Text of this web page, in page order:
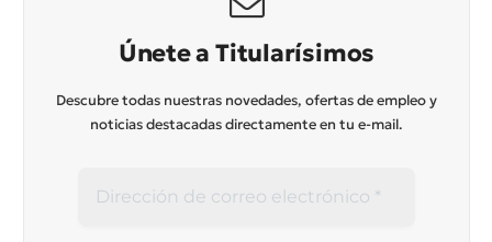
Únete a Titularísimos
Descubre todas nuestras novedades, ofertas de empleo y
noticias destacadas directamente en tu e-mail.